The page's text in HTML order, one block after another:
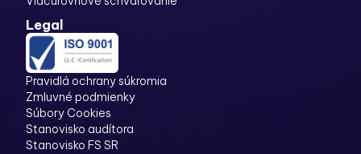
Legal
Pravidlá ochrany súkromia
Zmluvné podmienky
Súbory Cookies
Stanovisko audítora
Stanovisko FS SR